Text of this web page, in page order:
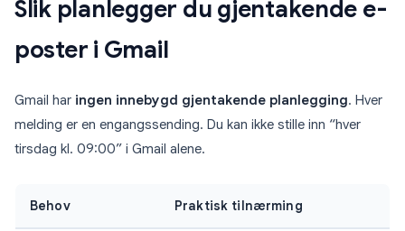
Slik planlegger du gjentakende e-
poster i Gmail
Gmail har ingen innebygd gjentakende planlegging. Hver
melding er en engangssending. Du kan ikke stille inn “hver
tirsdag kl. 09:00” i Gmail alene.
Behov Praktisk tilnærming